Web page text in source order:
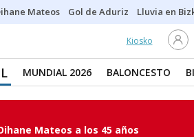
Mateos Gol de Aduriz Lluvia en
Kiosko
MUNDIAL 2026 BALONCESTO
Mateos a los 45 años